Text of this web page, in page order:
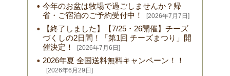
今年のお盆は牧場で過ごしませんか？帰
省・ご宿泊のご予約受付中！
[2026年7月7日]
【終了しました】【7/25・26開催】チーズ
づくしの2日間！「第1回 チーズまつり」開
催決定！
[2026年7月6日]
2026年夏 全国送料無料キャンペーン！！
[2026年6月29日]